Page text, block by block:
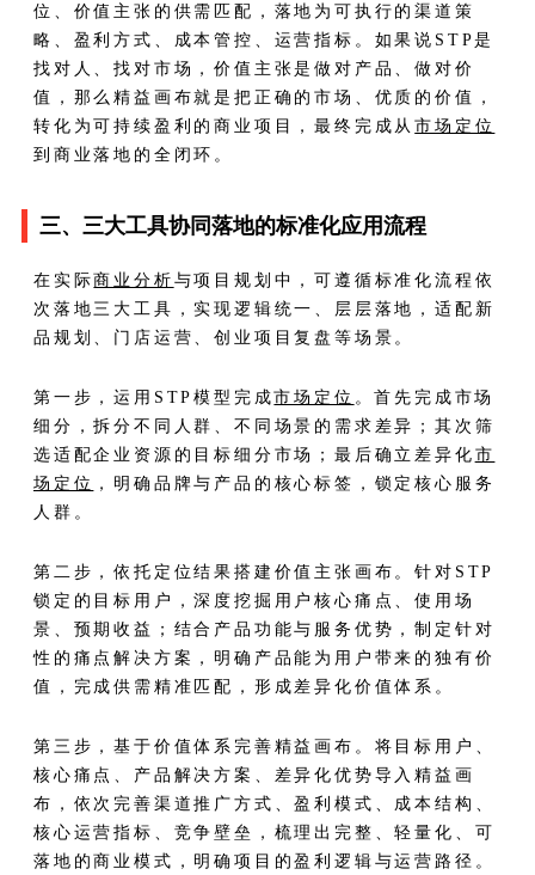
位、价值主张的供需匹配，落地为可执行的渠道策
略、盈利方式、成本管控、运营指标。如果说STP是
找对人、找对市场，价值主张是做对产品、做对价
值，那么精益画布就是把正确的市场、优质的价值，
转化为可持续盈利的商业项目，最终完成从市场定位
到商业落地的全闭环。
三、三大工具协同落地的标准化应用流程
在实际商业分析 与项目规划中，可遵循标准化流程依
次落地三大工具，实现逻辑统一、层层落地，适配新
品规划、门店运营、创业项目复盘等场景。
第一步，运用STP模型完成市场定位 。首先完成市场
细分，拆分不同人群、不同场景的需求差异；其次筛
选适配企业资源的目标细分市场；最后确立差异化 市
场定位 ，明确品牌与产品的核心标签，锁定核心服务
人群。
第二步，依托定位结果搭建价值主张画布。针对STP
锁定的目标用户，深度挖掘用户核心痛点、使用场
景、预期收益；结合产品功能与服务优势，制定针对
性的痛点解决方案，明确产品能为用户带来的独有价
值，完成供需精准匹配，形成差异化价值体系。
第三步，基于价值体系完善精益画布。将目标用户、
核心痛点、产品解决方案、差异化优势导入精益画
布，依次完善渠道推广方式、盈利模式、成本结构、
核心运营指标、竞争壁垒，梳理出完整、轻量化、可
落地的商业模式，明确项目的盈利逻辑与运营路径。